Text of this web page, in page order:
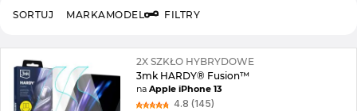
MARKAMODEL FILTRY
SORTUJ
2X SZKŁO HYBRYDOWE
3mk HARDY® Fusion™
naApple iPhone 13
4.8 (145)